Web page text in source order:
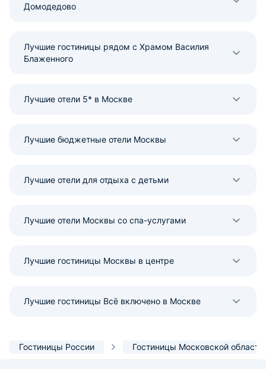
Домодедово
Лучшие гостиницы рядом с Храмом Василия
Блаженного
Лучшие отели 5* в Москве
Лучшие бюджетные отели Москвы
Лучшие отели для отдыха с детьми
Лучшие отели Москвы со спа-услугами
Лучшие гостиницы Москвы в центре
Лучшие гостиницы Всё включено в Москве
Гостиницы России Гостиницы Московской области